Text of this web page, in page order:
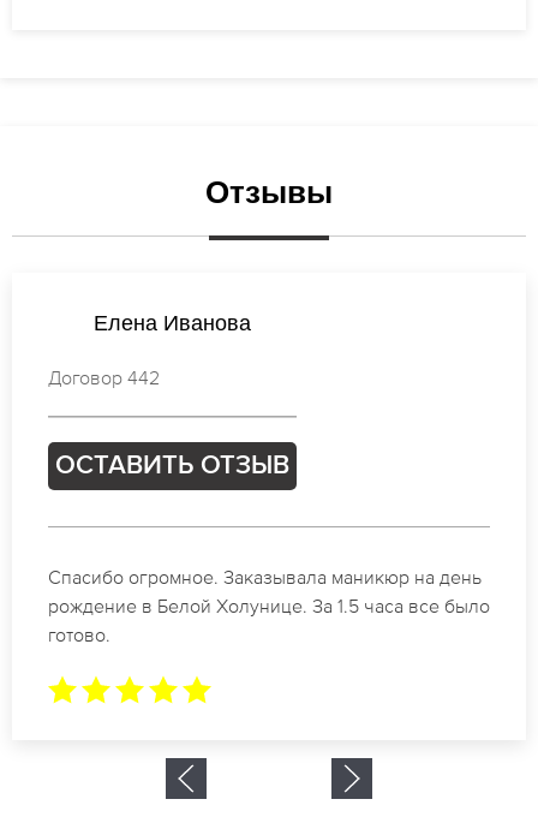
Отзывы
Татьяна Васильева
Договор 463
ОСТАВИТЬ ОТЗЫВ
Идеальные специалисты своего дела по
маникюру в Белой Холунице. Замечательный
результат. Буду обращаться еще.